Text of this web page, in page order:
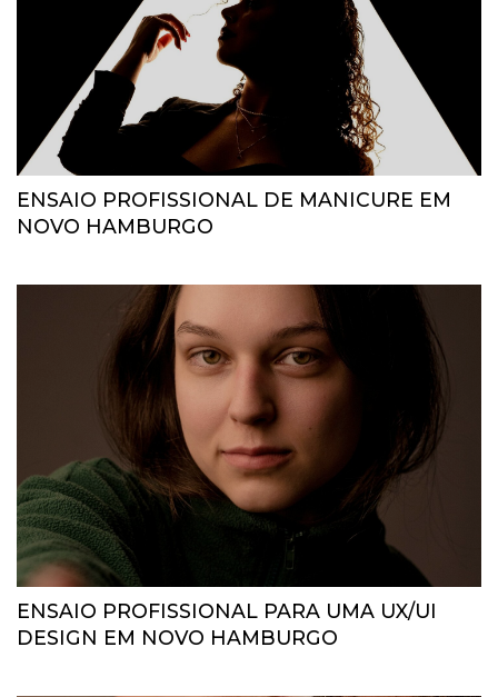
ENSAIO PROFISSIONAL DE MANICURE EM
NOVO HAMBURGO
ENSAIO PROFISSIONAL PARA UMA UX/UI
DESIGN EM NOVO HAMBURGO